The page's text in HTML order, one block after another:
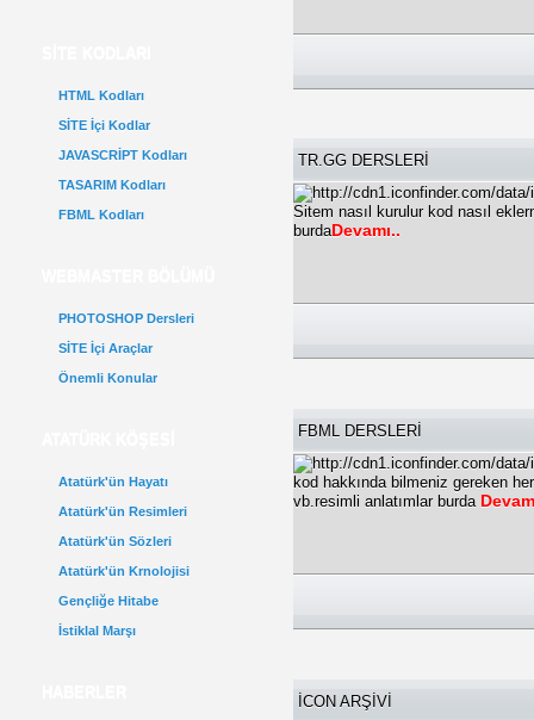
HTML Kodları
SİTE İçi Kodlar
JAVASCRİPT Kodları
TASARIM Kodları
FBML Kodları
PHOTOSHOP Dersleri
SİTE İçi Araçlar
Önemli Konular
Atatürk'ün Hayatı
Atatürk'ün Resimleri
Atatürk'ün Sözleri
Atatürk'ün Krnolojisi
Gençliğe Hitabe
İstiklal Marşı
TR.GG DERSLERİ
Sitem nasıl kurulur kod nasıl
burdaDevamı..
FBML DERSLERİ
kod hakkında bilmeniz gereken
vb.resimli anlatımlar burda
İCON ARŞİVİ